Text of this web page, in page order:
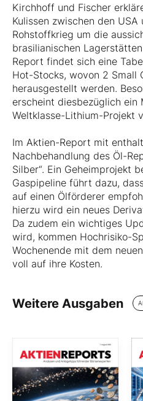
Kirchhoff und Fischer
Kulissen zwischen den
Rohstoffkrieg um die
brasilianischen
Report findet sich eine
Hot-Stocks, wovon 2 Small
herausgestellt werden.
erscheint diesbezüglich ein
Weltklasse-Lithium-Projekt
Im Aktien-Report mit
Nachbehandlung des Öl-
Silber“. Ein Geheimprojekt
Gaspipeline führt dazu,
auf einen Ölförderer
hierzu wird ein neues
Da zudem ein wichtiges
wird, kommen Hochrisiko-
Wochenende mit dem
voll auf ihre Kosten.
Weitere Ausgaben